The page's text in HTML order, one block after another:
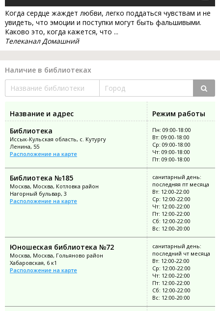
Когда сердце жаждет любви, легко поддаться чувствам и не
увидеть, что эмоции и поступки могут быть фальшивыми.
Каково это, когда кажется, что ...
Телеканал Домашний
Наличие в библиотеках
Название и адрес
Режим работы
Библиотека
Иссык-Кульская область, с. Кутургу
Ленина, 55
Расположение на карте
Пн: 09:00-18:00
Вт: 09:00-18:00
Ср: 09:00-18:00
Чт: 09:00-18:00
Пт: 09:00-18:00
Библиотека №185
Москва, Москва, Котловка район
Нагорный бульвар, 3
Расположение на карте
санитарный день:
последняя пт месяца
Вт: 12:00-22:00
Ср: 12:00-22:00
Чт: 12:00-22:00
Пт: 12:00-22:00
Сб: 12:00-22:00
Вс: 12:00-20:00
Юношеская библиотека №72
Москва, Москва, Гольяново район
Хабаровская, 6 к1
Расположение на карте
санитарный день:
последний чт месяца
Вт: 12:00-22:00
Ср: 12:00-22:00
Чт: 12:00-22:00
Пт: 12:00-22:00
Сб: 12:00-22:00
Вс: 12:00-20:00